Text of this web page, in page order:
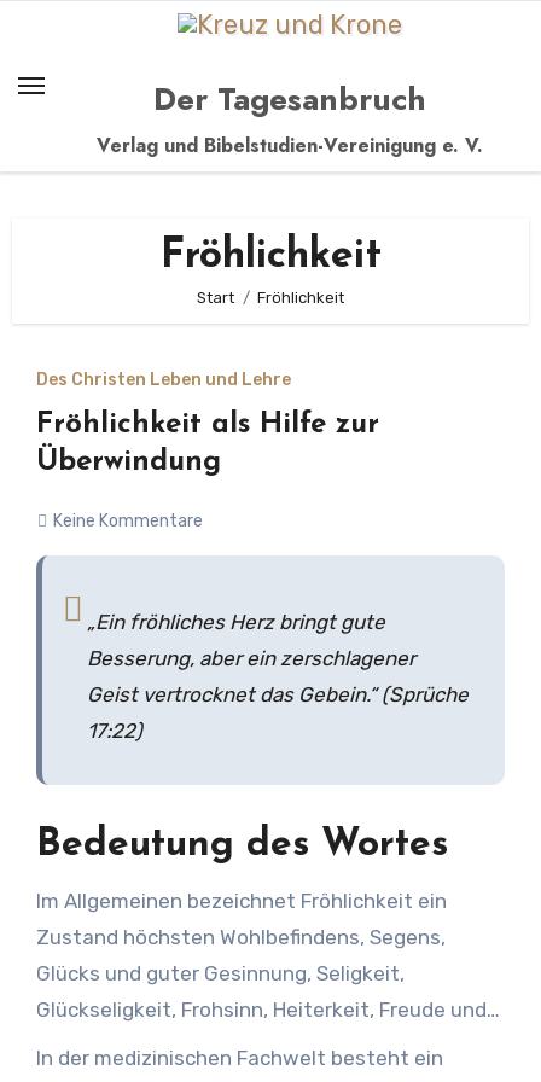
springen
Der Tagesanbruch
Verlag und Bibelstudien-Vereinigung e. V.
Fröhlichkeit
Start Fröhlichkeit
Des Christen Leben und Lehre
Fröhlichkeit als Hilfe zur
Überwindung
Keine Kommentare
„Ein fröhliches Herz bringt gute
Besserung, aber ein zerschlagener
Geist vertrocknet das Gebein.“ (Sprüche
17:22)
Bedeutung des Wortes
Im Allgemeinen bezeichnet Fröhlichkeit ein
Zustand höchsten Wohlbefindens, Segens,
Glücks und guter Gesinnung, Seligkeit,
Glückseligkeit, Frohsinn, Heiterkeit, Freude und
Jubel. Fröhlichkeit verkörpert eine
In der medizinischen Fachwelt besteht ein